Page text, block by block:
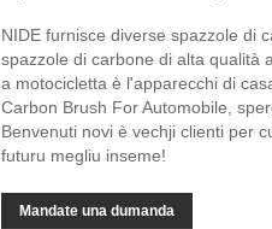
NIDE furnisce diverse spazzole di
spazzole di carbone di alta qualità
a motocicletta è l'apparecchi di
Carbon Brush For Automobile,
Benvenuti novi è vechji clienti per
futuru megliu inseme!
Mandate una dumanda